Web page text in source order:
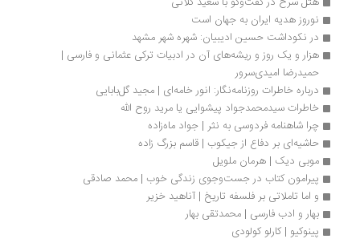
نوروز هدیه ایران به جهان است
در نکوداشت حسین ادیبیان: شهره شهر مشهد
هزار و یک روز و ریشه‌های آن در ادبیات ترکی عثمانی و فارسی |
حمیدرضا امیدی‌سرور
درباره خاطرات روزنامه‌نگار: انور خامه‌ای | مجید گل‌بابایی
خاطرات سیدمحمدجواد پیشوایی یا مرید روح الله
چرا شاهنامه فردوسی به نثر | جواد ماه‌زاده
حاشیه‌ای بر دفاع از جیکوب | قاسم بزرگ زاده
موبی دیک | هرمان ملویل
پیرامون کتاب در جست‌وجوی زندگی خوب | محمد صادقی
و اما تاملاتی بر فلسفه تاریخ | آناهید خزیر
بهار و ادب فارسی | محمدتقی بهار
پینوکیو | کارلو کولودی